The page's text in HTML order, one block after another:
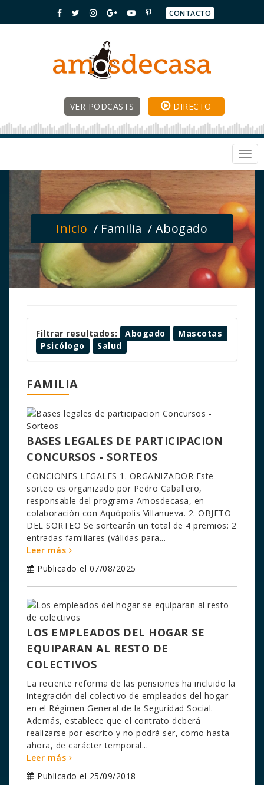
CONTACTO
DIRECTO
VER PODCASTS
Inicio Familia Abogado
Filtrar resultados: Abogado
Mascotas
Psicólogo
Salud
FAMILIA
BASES LEGALES DE PARTICIPACION
CONCURSOS - SORTEOS
CONCIONES LEGALES 1. ORGANIZADOR Este
sorteo es organizado por Pedro Caballero,
responsable del programa Amosdecasa, en
colaboración con Aquópolis Villanueva. 2. OBJETO
DEL SORTEO Se sortearán un total de 4 premios: 2
entradas familiares (válidas para...
Leer más
Publicado el 07/08/2025
LOS EMPLEADOS DEL HOGAR SE
EQUIPARAN AL RESTO DE
COLECTIVOS
La reciente reforma de las pensiones ha incluido la
integración del colectivo de empleados del hogar
en el Régimen General de la Seguridad Social.
Además, establece que el contrato deberá
realizarse por escrito y no podrá ser, como hasta
ahora, de carácter temporal...
Leer más
Publicado el 25/09/2018